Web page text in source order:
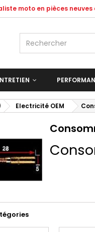
moto en pièces
Electricité OEM